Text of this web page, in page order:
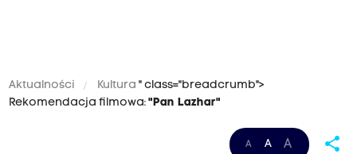
Aktualności Kultura " class="breadcrumb">
Rekomendacja filmowa: "Pan Lazhar"
A A A share